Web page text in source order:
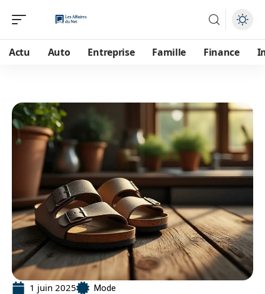
Actu Auto Entreprise Famille Finance
1 juin 2025 Mode